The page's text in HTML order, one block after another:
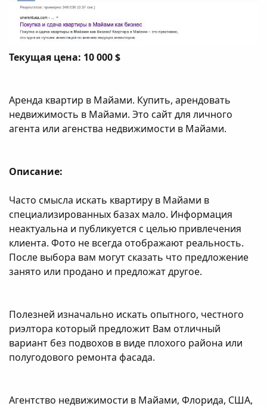
Текущая цена: 10 000 $
Аренда квартир в Майами. Купить, арендовать
недвижимость в Майами. Это сайт для личного
агента или агенства недвижимости в Майами.
Описание:
Часто смысла искать квартиру в Майами в
специализированных базах мало. Информация
неактуальна и публикуется с целью привлечения
клиента. Фото не всегда отображают реальность.
После выбора вам могут сказать что предложение
занято или продано и предложат другое.
Полезней изначально искать опытного, честного
риэлтора который предложит Вам отличный
вариант без подвохов в виде плохого района или
полугодового ремонта фасада.
Агентство недвижимости в Майами, Флорида, США,